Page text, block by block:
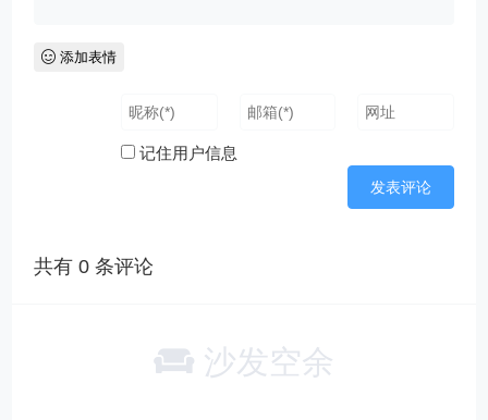
添加表情
记住用户信息
共有0 条评论
沙发空余